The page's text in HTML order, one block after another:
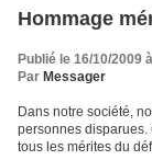
Hommage
Publié le 16/10/2009
Par Messager
Dans notre société,
personnes disparues.
tous les mérites du